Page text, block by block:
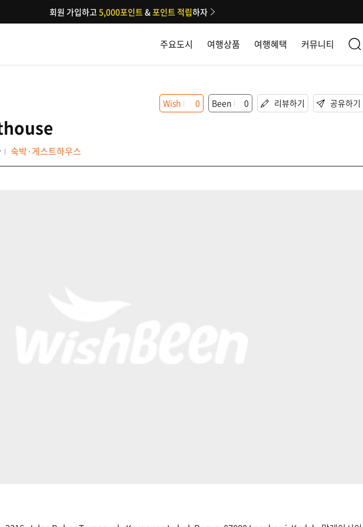
주요도시 여행상품 여행혜택 커뮤니티
회원 가입하고5,000포인트&포인트 적립하자
숙박·게스트하우스
Wish 0 Been 0 리뷰하기 공유하기